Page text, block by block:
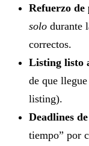
Refuerzo
solo durante
correctos.
Listing listo
de que
listing).
Deadlines
tiempo” por